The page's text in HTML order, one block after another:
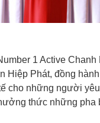
1 Active
Phát, đồng
cho những người
thức những pha